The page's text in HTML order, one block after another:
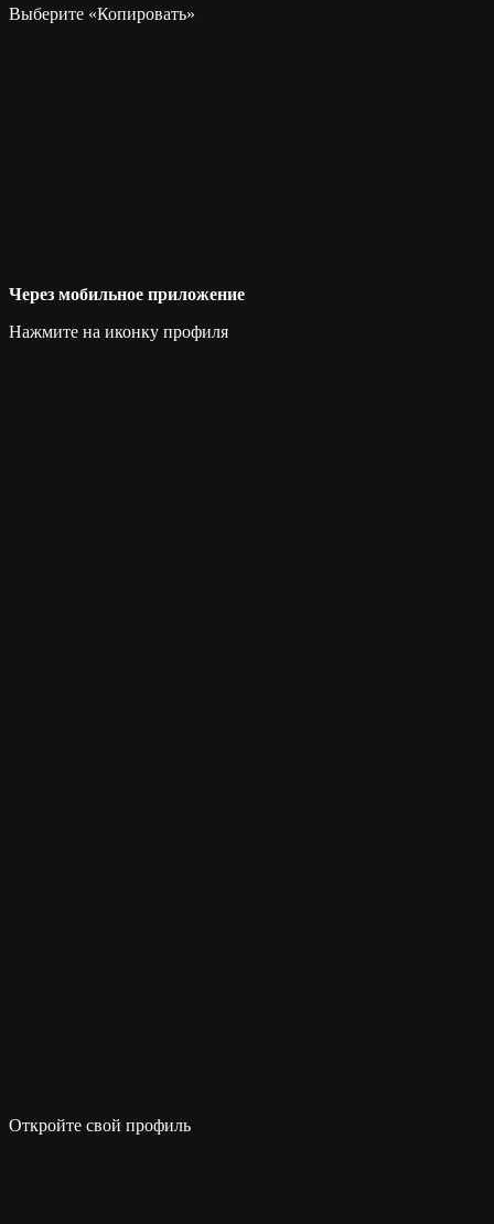
Выберите «Копировать»
Через мобильное приложение
Нажмите на иконку профиля
Откройте свой профиль